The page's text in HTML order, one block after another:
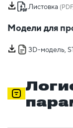
Листовка
Модели для
3D-модель,